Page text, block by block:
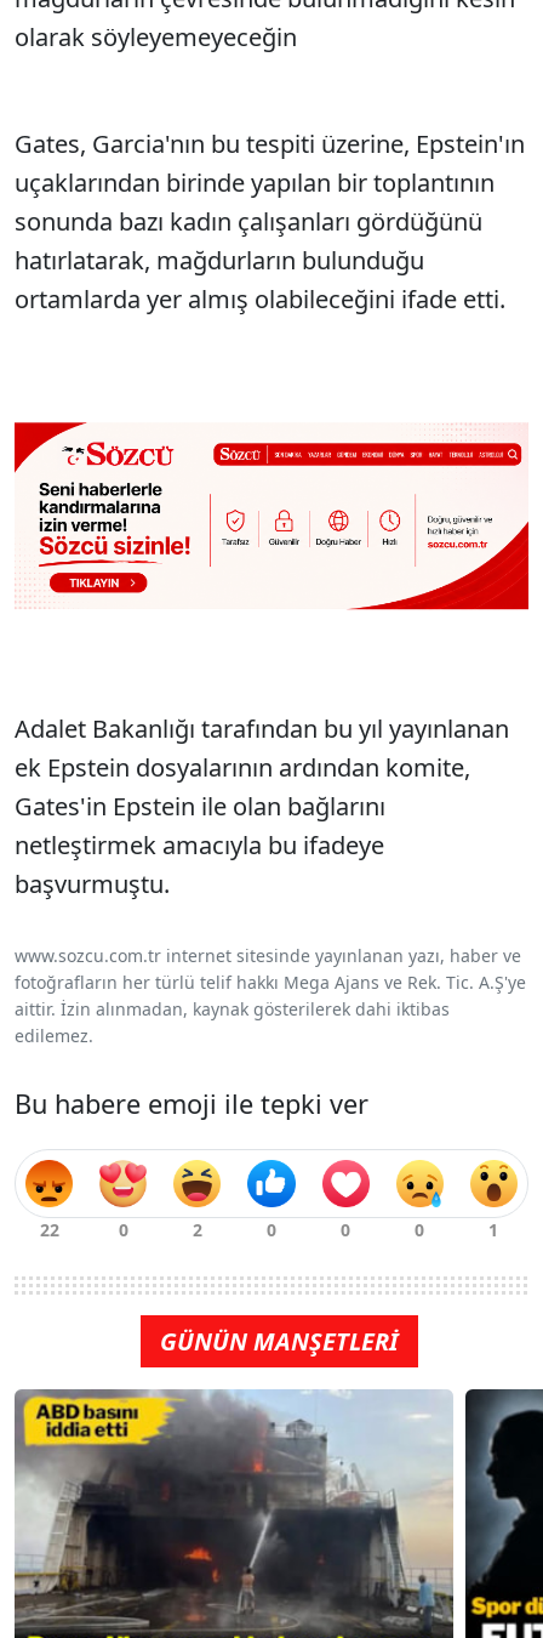
olarak söyleyemeyeceğin
Gates, Garcia'nın bu tespiti üzerine, Epstein'ın
uçaklarından birinde yapılan bir toplantının
sonunda bazı kadın çalışanları gördüğünü
hatırlatarak, mağdurların bulunduğu
ortamlarda yer almış olabileceğini ifade etti.
Adalet Bakanlığı tarafından bu yıl yayınlanan
ek Epstein dosyalarının ardından komite,
Gates'in Epstein ile olan bağlarını
netleştirmek amacıyla bu ifadeye
başvurmuştu.
www.sozcu.com.tr internet sitesinde yayınlanan yazı, haber ve
fotoğrafların her türlü telif hakkı Mega Ajans ve Rek. Tic. A.Ş'ye
aittir. İzin alınmadan, kaynak gösterilerek dahi iktibas
edilemez.
Bu habere emoji ile tepki ver
GÜNÜN MANŞETLERİ